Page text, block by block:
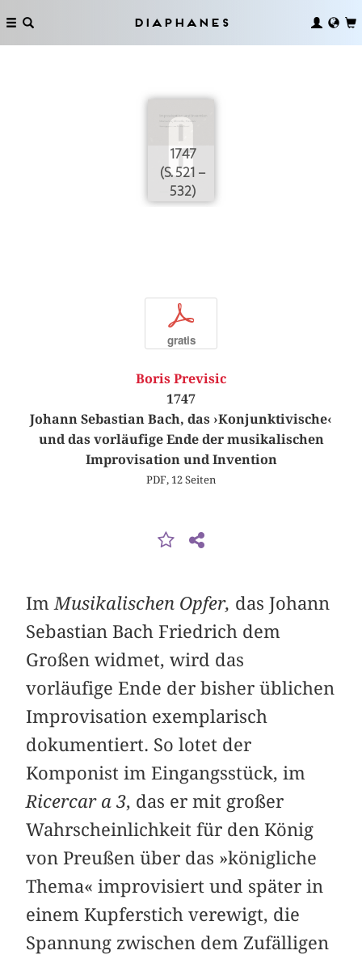
Diaphanes
1747
(S. 521 –
532)
p
gratis
Boris Previsic
1747
Johann Sebastian Bach, das ›Konjunktivische‹
und das vorläufige Ende der musikalischen
Improvisation und Invention
PDF, 12 Seiten
Im Musikalischen Opfer, das Johann
Sebastian Bach Friedrich dem
Großen widmet, wird das
vorläufige Ende der bisher üblichen
Improvisation exemplarisch
dokumentiert. So lotet der
Komponist im Eingangsstück, im
Ricercar a 3, das er mit großer
Wahrscheinlichkeit für den König
von Preußen über das »königliche
Thema« improvisiert und später in
einem Kupferstich verewigt, die
Spannung zwischen dem Zufälligen